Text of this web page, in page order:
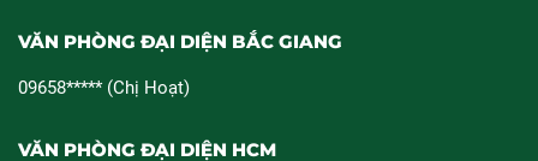
VĂN PHÒNG ĐẠI DIỆN BẮC GIANG
09658***** (Chị Hoạt)
VĂN PHÒNG ĐẠI DIỆN HCM